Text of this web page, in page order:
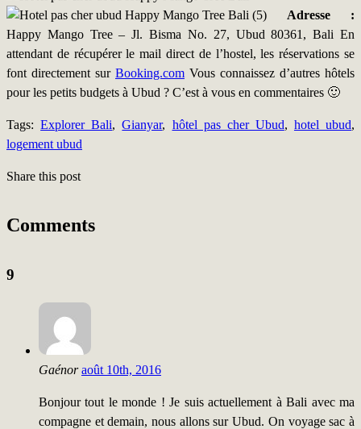
Adresse :
Happy Mango Tree – Jl. Bisma No. 27, Ubud 80361, Bali En
attendant de récupérer le mail direct de l’hostel, les réservations se
font directement sur Booking.com Vous connaissez d’autres hôtels
pour les petits budgets à Ubud ? C’est à vous en commentaires 🙂
Tags:Explorer Bali,Gianyar, hôtel pas cher Ubud, hotel ubud,
logement ubud
Share this post
Comments
9
Gaénor août 10th, 2016
Bonjour tout le monde ! Je suis actuellement à Bali avec ma
compagne et demain, nous allons sur Ubud. On voyage sac à